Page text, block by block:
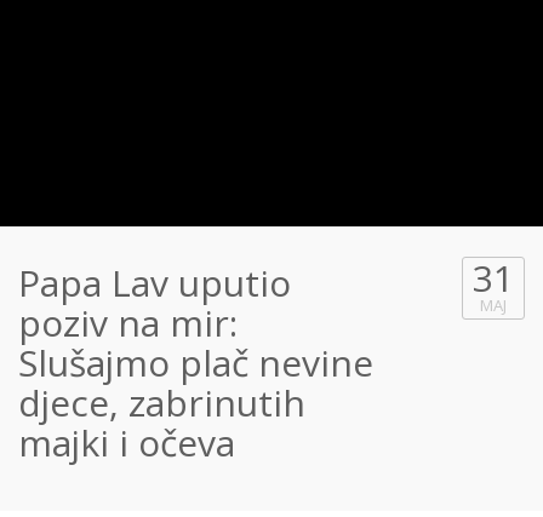
Papa Lav uputio
poziv na mir:
Slušajmo plač nevine
djece, zabrinutih
majki i očeva
31
MAJ